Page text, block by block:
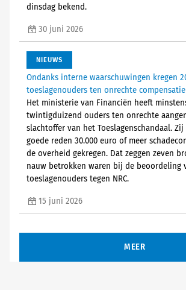
dinsdag bekend.
30 juni 2026
NIEUWS
Ondanks interne waarschuwingen kregen
toeslagenouders ten onrechte compensatie
Het ministerie van Financiën heeft
twintigduizend ouders ten onrechte
slachtoffer van het Toeslagenschandaal.
goede reden 30.000 euro of meer
de overheid gekregen. Dat zeggen zeven
nauw betrokken waren bij de beoordeling
toeslagenouders tegen NRC.
15 juni 2026
MEER